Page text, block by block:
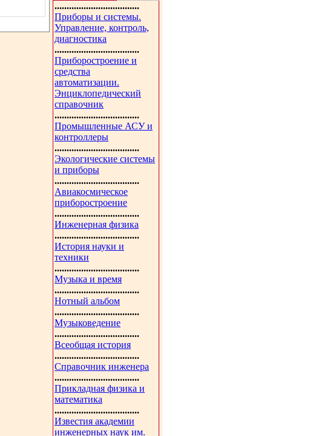
...................................
Приборы и системы.
Управление, контроль,
диагностика
...................................
Приборостроение и
средства
автоматизации.
Энциклопедический
справочник
...................................
Промышленные АСУ и
контроллеры
...................................
Экологические системы
и приборы
...................................
Авиакосмическое
приборостроение
...................................
Инженерная физика
...................................
История науки и
техники
...................................
Музыка и время
...................................
Нотный альбом
...................................
Музыковедение
...................................
Всеобщая история
...................................
Справочник инженера
...................................
Прикладная физика и
математика
...................................
Известия академии
инженерных наук им.